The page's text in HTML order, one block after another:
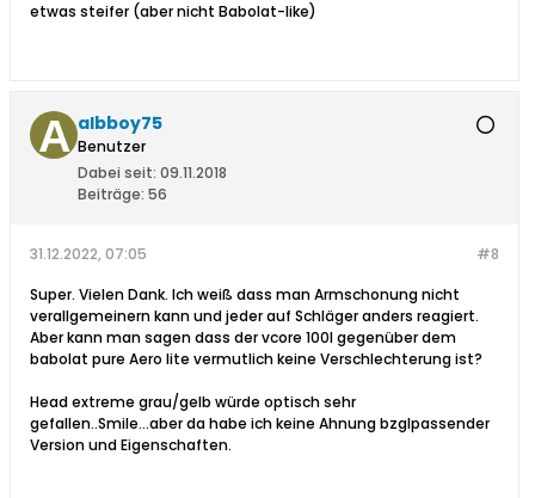
etwas steifer (aber nicht Babolat-like)
albboy75
Benutzer
Dabei seit: 09.11.2018
Beiträge: 56
#8
31.12.2022, 07:05
Super. Vielen Dank. Ich weiß dass man Armschonung nicht
verallgemeinern kann und jeder auf Schläger anders reagiert.
Aber kann man sagen dass der vcore 100l gegenüber dem
babolat pure Aero lite vermutlich keine Verschlechterung ist?
Head extreme grau/gelb würde optisch sehr
gefallen..Smile...aber da habe ich keine Ahnung bzglpassender
Version und Eigenschaften.